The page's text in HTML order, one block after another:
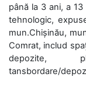
până la 3 ani, a
tehnologic,
mun.Chișinău,
Comrat, includ
depozite,
tansbordare/